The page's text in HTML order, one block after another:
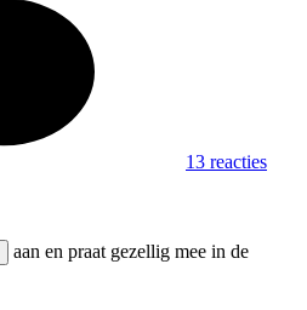
13 reacties
aan en praat gezellig mee in de